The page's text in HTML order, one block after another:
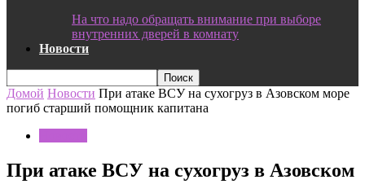
На что надо обращать внимание при выборе
внутренних дверей в комнату
Новости
Домой Новости При атаке ВСУ на сухогруз в Азовском море
погиб старший помощник капитана
При атаке ВСУ на сухогруз в Азовском